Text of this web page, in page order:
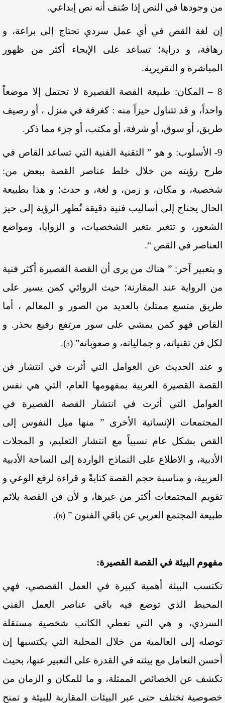
من وجودها في النص إذا صُنف أنه نص إبداعي.
إن لغة القص في أي عمل سردي تحتاج إلى براعة، و
رهافة، و دراية؛ تساعد على الإيحاء أكثر من ظهور
المباشرة و التقريرية.
8 – المكان: طبيعة القصة القصيرة لا تحتمل إلا موضعاً
واحداً، و قد تتناول حيزاً منه : كغرفة في منزل ، أو رصيف
طريق، أو سوق، أو شرفة، أو مكتب، أو جزء مما ذكر.
9- الأسلوب: و هو ” التقنية الفنية التي تساعد القاص في
طرح رؤيته من خلال خلط عناصر القصة ببعض من:
شخصية، و مكان، و زمن، و لغة، و حدث؛ و هذا بطبيعة
الحال يحتاج إلى أساليب فنية دقيقة تُظهر الرؤية إلى حيز
الشعور، و تتغير بتغير الشخصيات، و الزوايا، ومواضع
العناصر في القص “.
و بتعبير آخر: ” هناك من يرى أن القصة القصيرة أكثر فنية
من الرواية عند المقارنة؛ حيث الروائي كمن يسير على
طريق متسع ممتلئ بالعديد من الصور و المعالم ، أما
القاص فهو كمن يمشي على سور مرتفع رفيع بحذر. و
لكل فن تقنياته، و جمالياته، و صعوباته” (
5
)
.
و عند الحديث عن العوامل التي أثرت في انتشار فن
القصة القصيرة العربية بمفهومها العام، التي هي نفس
العوامل التي أثرت في انتشار القصة القصيرة في
المجتمعات الإنسانية الأخرى ” منها ميل النفوس إلى
القص بشكل عام نسبياً مع انتشار التعليم، و المجلات
الأدبية، و الاطلاع على النماذج الواردة إلى الساحة الأدبية
العربية، و مناسبة حجم القصة كتابةً و قراءة لرفع الوعي و
تقويم المجتمعات أكثر من غيرها، و لأن فن القصة يلائم
طبيعة المجتمع العربي عن باقي الفنون ” (
6
)
.
مفهوم البيئة في القصة القصيرة:
تكتسب البيئة أهمية كبيرة في العمل القصصي، فهي
المحيط الذي توضع فيه باقي عناصر العمل الفني
السردي، و هي التي تعطي الكاتب شخصية مستقلة
توصله إلى العالمية من خلال المحلية التي يكتسبها إن
أحسن التعامل مع بيئته في القدرة على التعبير عنها، بحيث
تكشف عن الخصائص الممثلة، و ما للمكان و الزمان من
خصوصية تختلف حتى عبر البيئات المقاربة للبيئة و تمنح